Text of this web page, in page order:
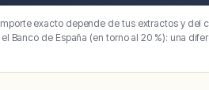
exacto depende de tus extractos y del
Banco de España (en torno al 20 %): una